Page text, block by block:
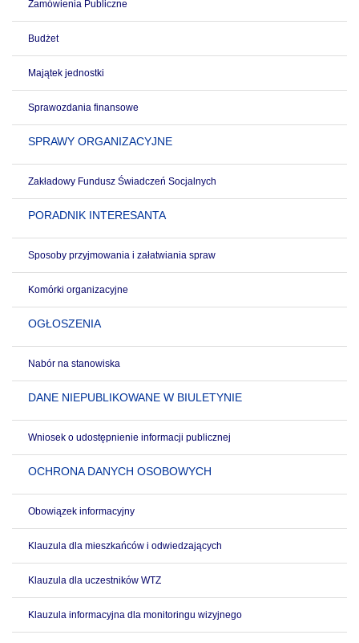
Zamówienia Publiczne
Budżet
Majątek jednostki
Sprawozdania finansowe
SPRAWY ORGANIZACYJNE
Zakładowy Fundusz Świadczeń Socjalnych
PORADNIK INTERESANTA
Sposoby przyjmowania i załatwiania spraw
Komórki organizacyjne
OGŁOSZENIA
Nabór na stanowiska
DANE NIEPUBLIKOWANE W BIULETYNIE
Wniosek o udostępnienie informacji publicznej
OCHRONA DANYCH OSOBOWYCH
Obowiązek informacyjny
Klauzula dla mieszkańców i odwiedzających
Klauzula dla uczestników WTZ
Klauzula informacyjna dla monitoringu wizyjnego